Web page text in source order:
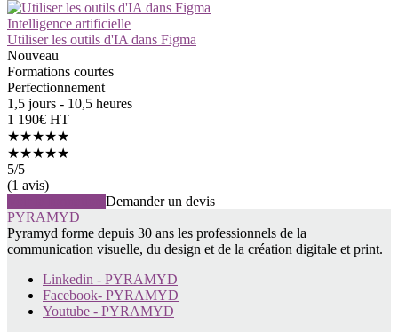
Intelligence artificielle
Utiliser les outils d'IA dans Figma
Nouveau
Formations courtes
Perfectionnement
1,5 jours - 10,5 heures
1 190€ HT
★★★★★
★★★★★
5/5
(1 avis)
Demander un devis
PYRAMYD
Pyramyd forme depuis 30 ans les professionnels de la
communication visuelle, du design et de la création digitale et print.
Linkedin - PYRAMYD
Facebook- PYRAMYD
Youtube - PYRAMYD